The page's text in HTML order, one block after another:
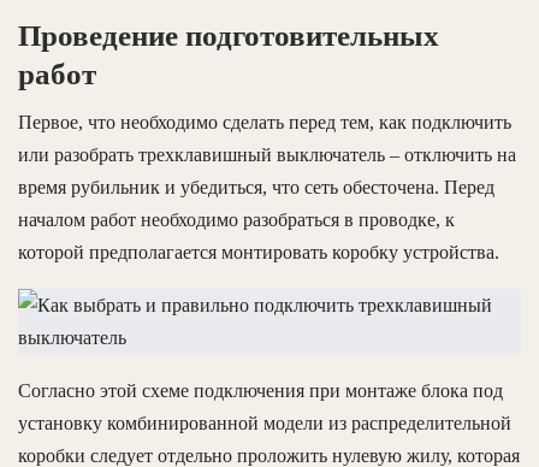
Проведение подготовительных
работ
Первое, что необходимо сделать перед тем, как подключить
или разобрать трехклавишный выключатель – отключить на
время рубильник и убедиться, что сеть обесточена. Перед
началом работ необходимо разобраться в проводке, к
которой предполагается монтировать коробку устройства.
Согласно этой схеме подключения при монтаже блока под
установку комбинированной модели из распределительной
коробки следует отдельно проложить нулевую жилу, которая